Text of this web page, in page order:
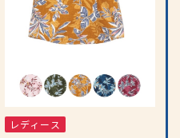
レディース